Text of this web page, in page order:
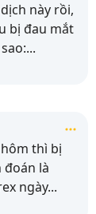
này rồi,
bị đau mắt
...
thì bị
đoán là
ngày...